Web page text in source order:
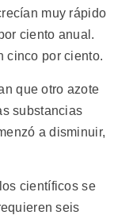
muy rápido
ciento anual.
cinco por ciento.
que otro azote
substancias
a disminuir,
científicos se
seis